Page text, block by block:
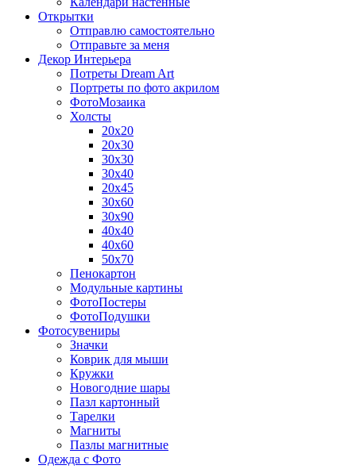
Открытки
Отправлю самостоятельно
Отправьте за меня
Декор Интерьера
Потреты Dream Art
Портреты по фото акрилом
ФотоМозаика
Холсты
20х20
20х30
30х30
30х40
20х45
30х60
30х90
40х40
40х60
50х70
Пенокартон
Модульные картины
ФотоПостеры
ФотоПодушки
Фотоcувениры
Значки
Коврик для мыши
Кружки
Новогодние шары
Пазл картонный
Тарелки
Магниты
Пазлы магнитные
Одежда с Фото